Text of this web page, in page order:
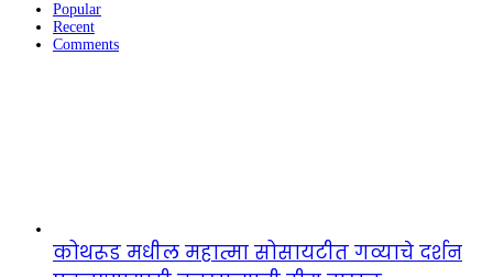
Popular
Recent
Comments
कोथरूड मधील महात्मा सोसायटीत गव्याचे दर्शन